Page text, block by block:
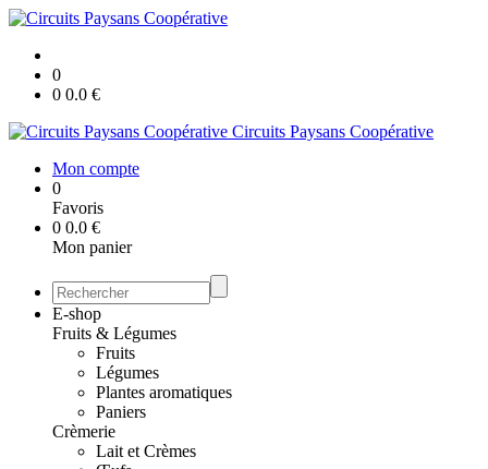
0
0 0.0 €
Circuits Paysans Coopérative
Mon compte
0
Favoris
0 0.0 €
Mon panier
E-shop
Fruits & Légumes
Fruits
Légumes
Plantes aromatiques
Paniers
Crèmerie
Lait et Crèmes